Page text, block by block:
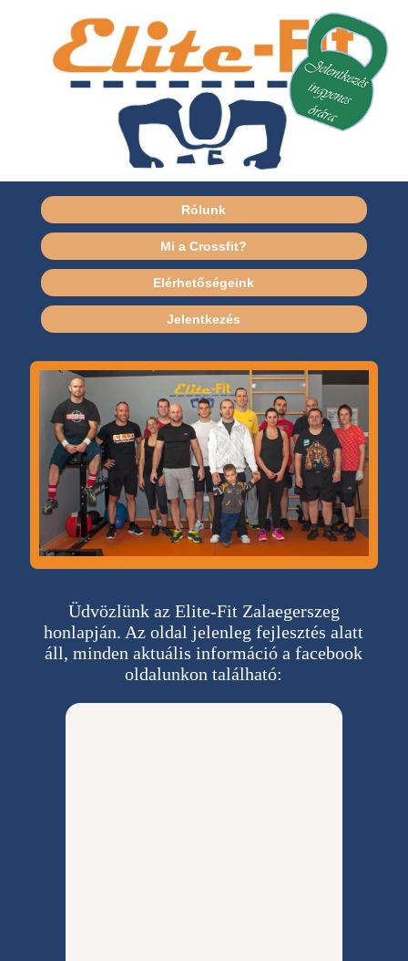
Rólunk
Mi a Crossfit?
Elérhetőségeink
Jelentkezés
Üdvözlünk az Elite-Fit Zalaegerszeg
honlapján. Az oldal jelenleg fejlesztés alatt
áll, minden aktuális információ a facebook
oldalunkon található: